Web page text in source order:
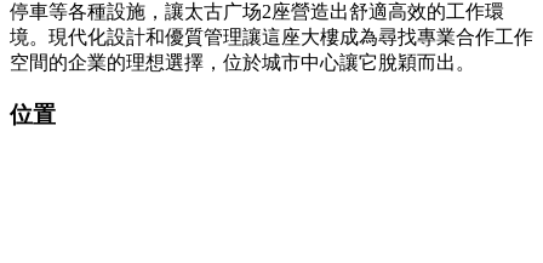
停車等各種設施，讓太古广场2座營造出舒適高效的工作環
境。現代化設計和優質管理讓這座大樓成為尋找專業合作工作
空間的企業的理想選擇，位於城市中心讓它脫穎而出。
位置